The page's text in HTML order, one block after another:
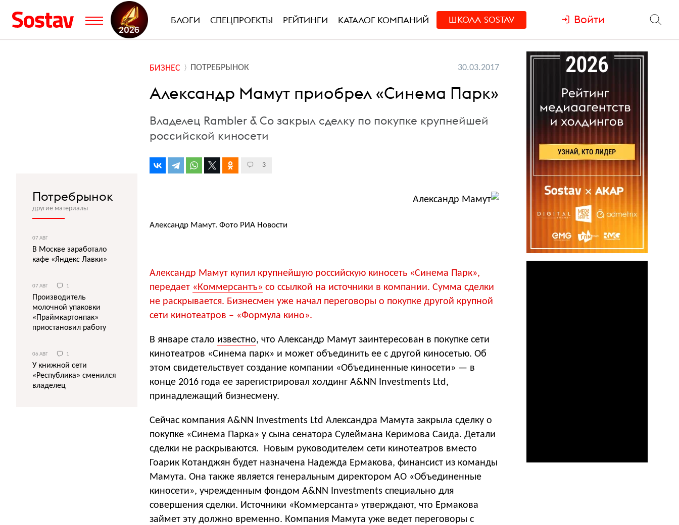
БЛОГИ СПЕЦПРОЕКТЫ РЕЙТИНГИ КАТАЛОГ КОМПАНИЙ ШКОЛА SOSTAV Войти
БИЗНЕС ПОТРЕБРЫНОК 30.03.2017
Александр Мамут приобрел «Синема Парк»
Владелец Rambler & Co закрыл сделку по покупке крупнейшей
российской киносети
3
Александр Мамут. Фото РИА Новости
Александр Мамут купил крупнейшую российскую киносеть «Синема Парк»,
передает «Коммерсантъ» со ссылкой на источники в компании. Сумма сделки
не раскрывается. Бизнесмен уже начал переговоры о покупке другой крупной
сети кинотеатров – «Формула кино».
В январе стало известно, что Александр Мамут заинтересован в покупке сети
кинотеатров «Синема парк» и может объединить ее с другой киносетью. Об
этом свидетельствует создание компании «Объединенные киносети» — в
конце 2016 года ее зарегистрировал холдинг A&NN Investments Ltd,
принадлежащий бизнесмену.
Сейчас компания A&NN Investments Ltd Александра Мамута закрыла сделку о
покупке «Синема Парка» у сына сенатора Сулеймана Керимова Саида. Детали
сделки не раскрываются. Новым руководителем сети кинотеатров вместо
Гоарик Котанджян будет назначена Надежда Ермакова, финансист из команды
Мамута. Она также является генеральным директором АО «Объединенные
киносети», учрежденным фондом A&NN Investments специально для
совершения сделки. Источники «Коммерсанта» утверждают, что Ермакова
займет эту должно временно. Компания Мамута уже ведет переговоры с
Потребрынок
другие материалы
07 АВГ
В Москве заработало
кафе «Яндекс Лавки»
07 АВГ 1
Производитель
молочной упаковки
«Праймкартонпак»
приостановил работу
06 АВГ 1
У книжной сети
«Республика» сменился
владелец